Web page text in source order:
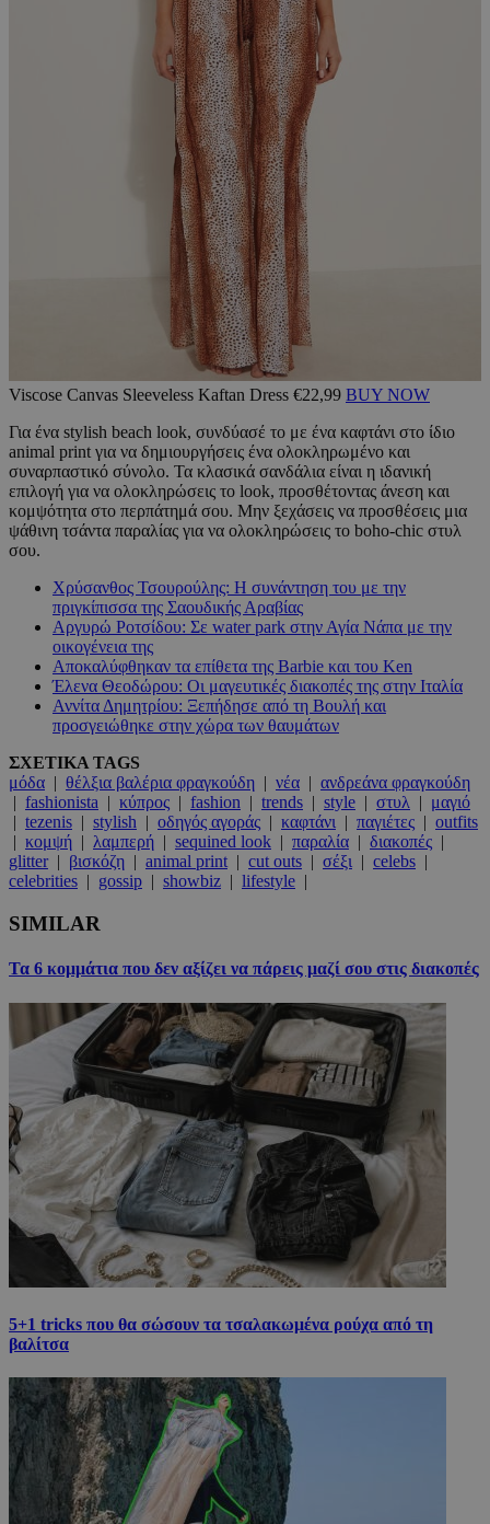
Viscose Canvas Sleeveless Kaftan Dress €22,99 BUY NOW
Για ένα stylish beach look, συνδύασέ το με ένα καφτάνι στο ίδιο
animal print για να δημιουργήσεις ένα ολοκληρωμένο και
συναρπαστικό σύνολο. Τα κλασικά σανδάλια είναι η ιδανική
επιλογή για να ολοκληρώσεις το look, προσθέτοντας άνεση και
κομψότητα στο περπάτημά σου. Μην ξεχάσεις να προσθέσεις μια
ψάθινη τσάντα παραλίας για να ολοκληρώσεις το boho-chic στυλ
σου.
Χρύσανθος Τσουρούλης: Η συνάντηση του με την
πριγκίπισσα της Σαουδικής Αραβίας
Αργυρώ Ροτσίδου: Σε water park στην Αγία Νάπα με την
οικογένεια της
Αποκαλύφθηκαν τα επίθετα της Barbie και του Ken
Έλενα Θεοδώρου: Οι μαγευτικές διακοπές της στην Ιταλία
Αννίτα Δημητρίου: Ξεπήδησε από τη Βουλή και
προσγειώθηκε στην χώρα των θαυμάτων
ΣΧΕΤΙΚΑ TAGS
μόδα | θέλξια βαλέρια φραγκούδη | νέα | ανδρεάνα φραγκούδη
| fashionista | κύπρος | fashion | trends | style | στυλ | μαγιό
| tezenis | stylish | οδηγός αγοράς | καφτάνι | παγιέτες | outfits
| κομψή | λαμπερή | sequined look | παραλία | διακοπές |
glitter| βισκόζη | animal print| cut outs | σέξι | celebs |
celebrities | gossip | showbiz | lifestyle |
SIMILAR
Τα 6 κομμάτια που δεν αξίζει να πάρεις μαζί σου στις διακοπές
5+1 tricks που θα σώσουν τα τσαλακωμένα ρούχα από τη
βαλίτσα